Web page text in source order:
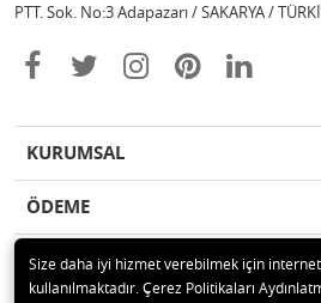
PTT. Sok. No:3 Adapazarı / SAKARYA /
KURUMSAL
ÖDEME
İLETİŞİM
Size daha iyi hizmet verebilmek için
kullanılmaktadır. Çerez Politikaları